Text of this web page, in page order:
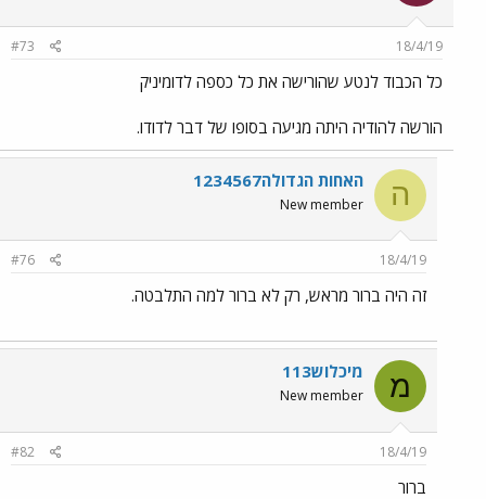
18/4/19
#73
כל הכבוד לנטע שהורישה את כל כספה לדומיניק
הורשה להודיה היתה מגיעה בסופו של דבר לדודו.
ה האחות הגדולה1234567
New member
18/4/19
#76
זה היה ברור מראש, רק לא ברור למה התלבטה.
מ מיכלוש113
New member
18/4/19
#82
ברור